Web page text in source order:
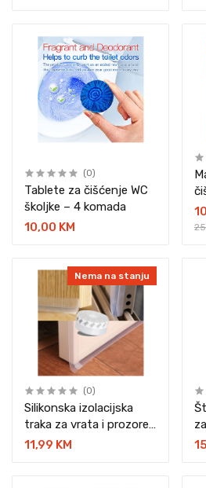
(0)
Tablete za čišćenje WC
školjke – 4 komada
10,00 KM
Nema na stanju
(0)
Silikonska izolacijska
traka za vrata i prozore
– 1+1 GRATIS
11,99 KM